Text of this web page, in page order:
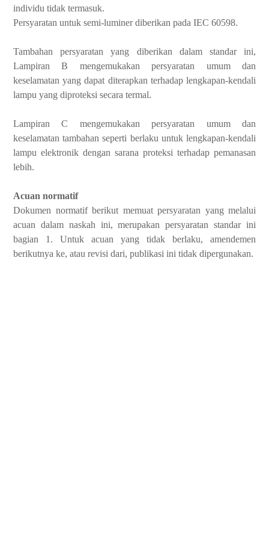
individu tidak termasuk.
Persyaratan untuk semi-luminer diberikan pada IEC 60598.
Tambahan persyaratan yang diberikan dalam standar ini,
Lampiran B mengemukakan persyaratan umum dan
keselamatan yang dapat diterapkan terhadap lengkapan-kendali
lampu yang diproteksi secara termal.
Lampiran C mengemukakan persyaratan umum dan
keselamatan tambahan seperti berlaku untuk lengkapan-kendali
lampu elektronik dengan sarana proteksi terhadap pemanasan
lebih.
Acuan normatif
Dokumen normatif berikut memuat persyaratan yang melalui
acuan dalam naskah ini, merupakan persyaratan standar ini
bagian 1. Untuk acuan yang tidak berlaku, amendemen
berikutnya ke, atau revisi dari, publikasi ini tidak dipergunakan.